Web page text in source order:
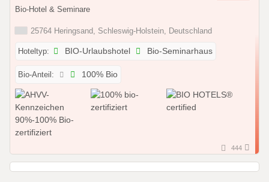
Bio-Hotel & Seminare
25764 Heringsand, Schleswig-Holstein, Deutschland
Hoteltyp: BIO-Urlaubshotel Bio-Seminarhaus
Bio-Anteil: 100% Bio
444